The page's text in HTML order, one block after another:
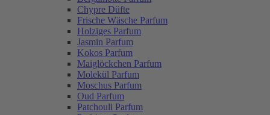
Chypre Düfte
Frische Wäsche Parfum
Holziges Parfum
Jasmin Parfum
Kokos Parfum
Maiglöckchen Parfum
Molekül Parfum
Moschus Parfum
Oud Parfum
Patchouli Parfum